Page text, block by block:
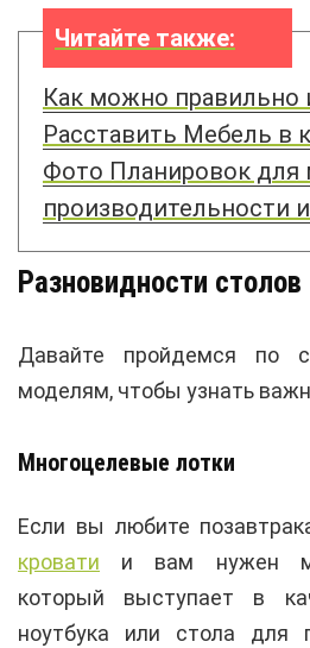
Читайте также:
Как можно правильно
Расставить Мебель в
Фото Планировок для
производительности
Разновидности столов
Давайте пройдемся по
моделям, чтобы узнать
Многоцелевые лотки
Если вы любите
кровати и вам нужен
который выступает в
ноутбука или стола для